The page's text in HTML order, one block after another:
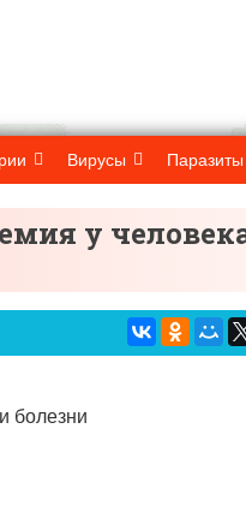
Вирусы Паразиты
у
болезни